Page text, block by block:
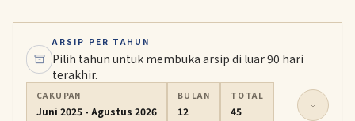
ARSIP PER TAHUN
Pilih tahun untuk membuka arsip di luar 90 hari
terakhir.
CAKUPAN
Juni 2025 - Agustus 2026
BULAN
12
TOTAL
45